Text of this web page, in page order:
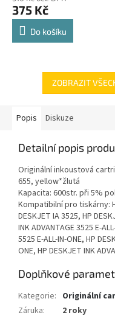
375 Kč
Do košíku
ZOBRAZIT
Popis Diskuze
Detailní popis
Originální inkoustová
655, yellow*žlutá
Kapacita: 600str. při 5%
Kompatibilní pro tiskárny:
DESKJET IA 3525, HP
INK ADVANTAGE 3525 E-
5525 E-ALL-IN-ONE, HP
ONE, HP DESKJET INK
Doplňkové
Kategorie: Originální
Záruka: 2 roky